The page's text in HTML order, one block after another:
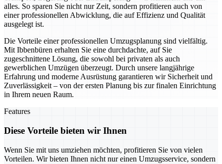
alles. So sparen Sie nicht nur Zeit, sondern profitieren auch von
einer professionellen Abwicklung, die auf Effizienz und Qualität
ausgelegt ist.
Die Vorteile einer professionellen Umzugsplanung sind vielfältig.
Mit Ibbenbüren erhalten Sie eine durchdachte, auf Sie
zugeschnittene Lösung, die sowohl bei privaten als auch
gewerblichen Umzügen überzeugt. Durch unsere langjährige
Erfahrung und moderne Ausrüstung garantieren wir Sicherheit und
Zuverlässigkeit – von der ersten Planung bis zur finalen Einrichtung
in Ihrem neuen Raum.
Features
Diese Vorteile bieten wir Ihnen
Wenn Sie mit uns umziehen möchten, profitieren Sie von vielen
Vorteilen. Wir bieten Ihnen nicht nur einen Umzugsservice, sondern